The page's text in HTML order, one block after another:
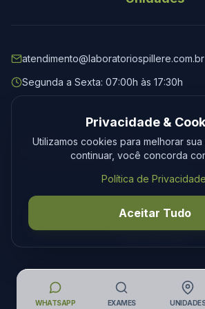
atendimento@laboratoriospillere.com.br
Segunda a Sexta: 07:00h às 17:30h
© 2026 Laboratório Spillere. Todos os
PrivacidadeTermos
Desenvolvimento
Privacidade &
Utilizamos cookies para melhorar
continuar, você concorda
Política de Privacidade
Aceitar Tudo
WHATSAPP EXAMES UNIDADES